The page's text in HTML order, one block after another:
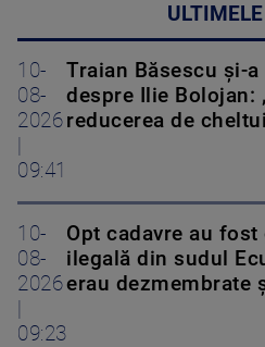
10-
08-
2026
|
09:41
Traian Băsescu și-
despre Ilie Bolojan:
reducerea de
10-
08-
2026
|
09:23
Opt cadavre au
ilegală din sudul
erau dezmembrate